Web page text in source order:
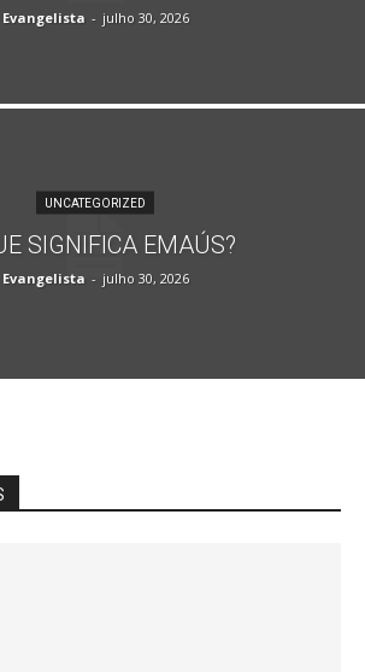
Evangelista - julho 30, 2026
UNCATEGORIZED
SIGNIFICA EMAÚS?
Evangelista - julho 30, 2026